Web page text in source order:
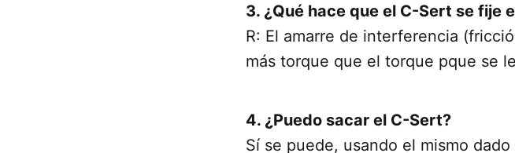
3. ¿Qué hace que el C-Sert se fije
R: El amarre de interferencia
más torque que el torque pque se
4. ¿Puedo sacar el C-Sert?
Sí se puede, usando el mismo